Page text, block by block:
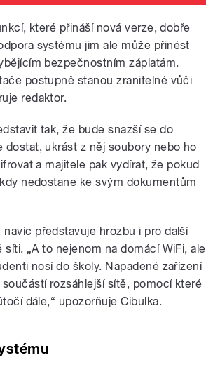
které přináší nová verze, dobře
systému jim ale může přinést
bezpečnostním záplatám.
postupně stanou zranitelné vůči
redaktor.
tak, že bude snazší se do
dostat, ukrást z něj soubory nebo ho
a majitele pak vydírat, že pokud
nedostane ke svým dokumentům
představuje hrozbu i pro další
„A to nejenom na domácí WiFi, ale
nosí do školy. Napadené zařízení
rozsáhlejší sítě, pomocí které
dále,“ upozorňuje Cibulka.